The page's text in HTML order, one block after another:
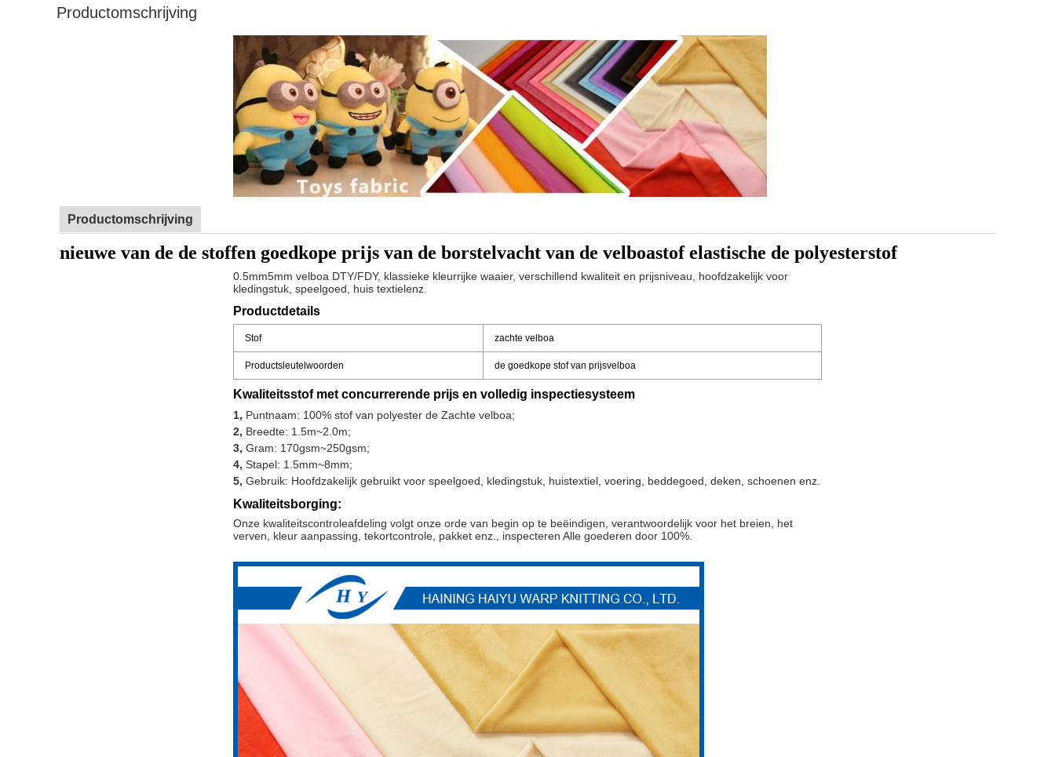
Productomschrijving
Productomschrijving
nieuwe van de de stoffen goedkope prijs van de borstelvacht van de velboastof elastische de polyesterstof
0.5mm5mm velboa DTY/FDY, klassieke kleurrijke waaier, verschillend kwaliteit en prijsniveau, hoofdzakelijk voor
kledingstuk, speelgoed, huis textielenz.
Productdetails
Stof zachte velboa
Productsleutelwoorden de goedkope stof van prijsvelboa
Kwaliteitsstof met concurrerende prijs en volledig inspectiesysteem
1, Puntnaam: 100% stof van polyester de Zachte velboa;
2, Breedte: 1.5m~2.0m;
3, Gram: 170gsm~250gsm;
4, Stapel: 1.5mm~8mm;
5, Gebruik: Hoofdzakelijk gebruikt voor speelgoed, kledingstuk, huistextiel, voering, beddegoed, deken, schoenen enz.
Kwaliteitsborging:
Onze kwaliteitscontroleafdeling volgt onze orde van begin op te beëindigen, verantwoordelijk voor het breien, het
verven, kleur aanpassing, tekortcontrole, pakket enz., inspecteren Alle goederen door 100%.